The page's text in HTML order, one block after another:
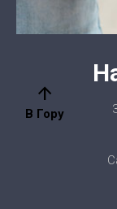
arrow_upward
В Гору